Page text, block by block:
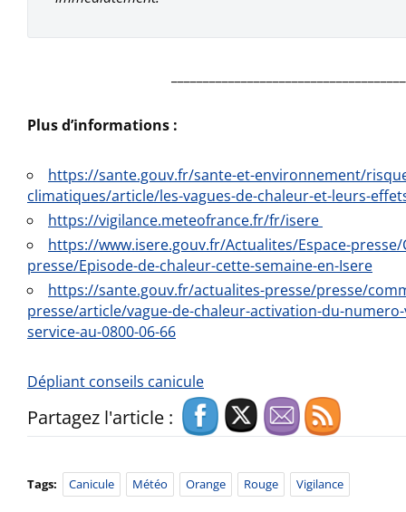
Plus d’informations :
https://sante.gouv.fr/sante-et-environnement/
climatiques/article/les-vagues-de-chaleur-et-leurs-
https://vigilance.meteofrance.fr/fr/isere
https://www.isere.gouv.fr/Actualites/Espace-
presse/Episode-de-chaleur-cette-semaine-en-Isere
https://sante.gouv.fr/actualites-presse/presse/
presse/article/vague-de-chaleur-activation-du-
service-au-0800-06-66
Dépliant conseils canicule
Partagez l'article :
Tags: Canicule Météo Orange Rouge Vigilance